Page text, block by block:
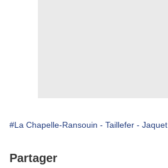
#La Chapelle-Ransouin - Taillefer - Jaquet
Partager